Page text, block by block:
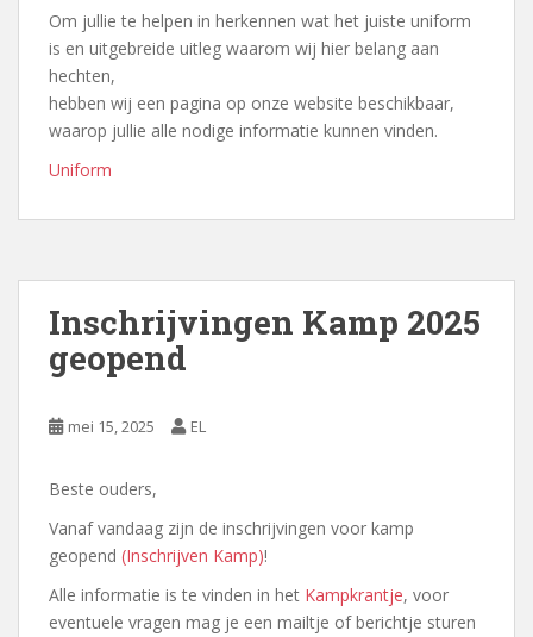
Om jullie te helpen in herkennen wat het juiste uniform
is en uitgebreide uitleg waarom wij hier belang aan
hechten,
hebben wij een pagina op onze website beschikbaar,
waarop jullie alle nodige informatie kunnen vinden.
Uniform
Inschrijvingen Kamp 2025
geopend
mei 15, 2025 EL
Beste ouders,
Vanaf vandaag zijn de inschrijvingen voor kamp
geopend (Inschrijven Kamp)!
Alle informatie is te vinden in het Kampkrantje, voor
eventuele vragen mag je een mailtje of berichtje sturen